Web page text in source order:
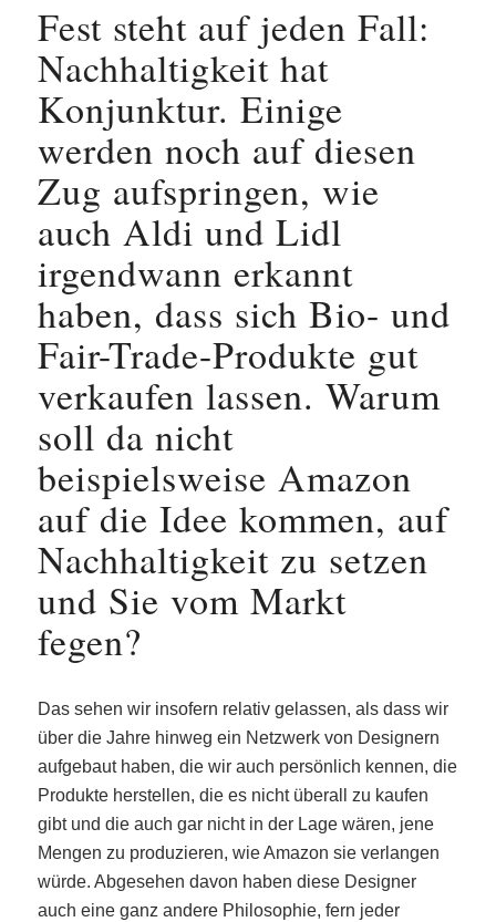
Fest steht auf jeden Fall:
Nachhaltigkeit hat
Konjunktur. Einige
werden noch auf diesen
Zug aufspringen, wie
auch Aldi und Lidl
irgendwann erkannt
haben, dass sich Bio- und
Fair-Trade-Produkte gut
verkaufen lassen. Warum
soll da nicht
beispielsweise Amazon
auf die Idee kommen, auf
Nachhaltigkeit zu setzen
und Sie vom Markt
fegen?
Das sehen wir insofern relativ gelassen, als dass wir
über die Jahre hinweg ein Netzwerk von Designern
aufgebaut haben, die wir auch persönlich kennen, die
Produkte herstellen, die es nicht überall zu kaufen
gibt und die auch gar nicht in der Lage wären, jene
Mengen zu produzieren, wie Amazon sie verlangen
würde. Abgesehen davon haben diese Designer
auch eine ganz andere Philosophie, fern jeder